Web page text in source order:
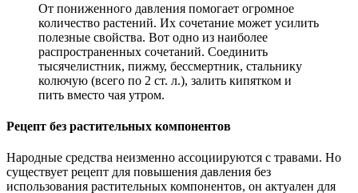
От пониженного давления помогает огромное
количество растений. Их сочетание может усилить
полезные свойства. Вот одно из наиболее
распространенных сочетаний. Соединить
тысячелистник, пижму, бессмертник, стальнику
колючую (всего по 2 ст. л.), залить кипятком и
пить вместо чая утром.
Рецепт без растительных компонентов
Народные средства неизменно ассоциируются с травами. Но
существует рецепт для повышения давления без
использования растительных компонентов, он актуален для